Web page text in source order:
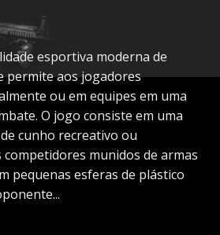
esportiva moderna de
permite aos jogadores
ou em equipes em uma
O jogo consiste em uma
cunho recreativo ou
munidos de armas
pequenas esferas de plástico